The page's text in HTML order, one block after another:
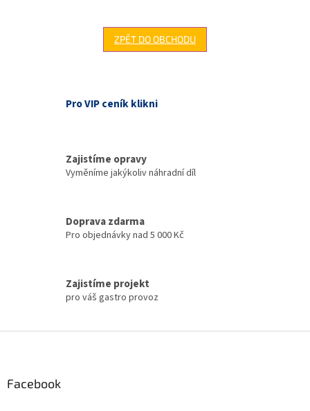
ZPĚT DO OBCHODU
Pro VIP ceník klikni
Zajistíme opravy
Vyměníme jakýkoliv náhradní díl
Doprava zdarma
Pro objednávky nad 5 000 Kč
Zajistíme projekt
pro váš gastro provoz
Facebook